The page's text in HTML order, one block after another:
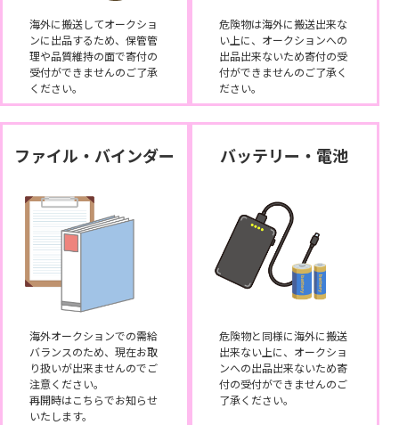
海外に搬送してオークショ
ンに出品するため、保管管
理や品質維持の面で寄付の
受付ができませんのご了承
ください。
危険物は海外に搬送出来な
い上に、オークションへの
出品出来ないため寄付の受
付ができませんのご了承く
ださい。
ファイル・バインダー
海外オークションでの需給
バランスのため、現在お取
り扱いが出来ませんのでご
注意ください。
再開時はこちらでお知らせ
いたします。
バッテリー・電池
危険物と同様に海外に搬送
出来ない上に、オークショ
ンへの出品出来ないため寄
付の受付ができませんのご
了承ください。